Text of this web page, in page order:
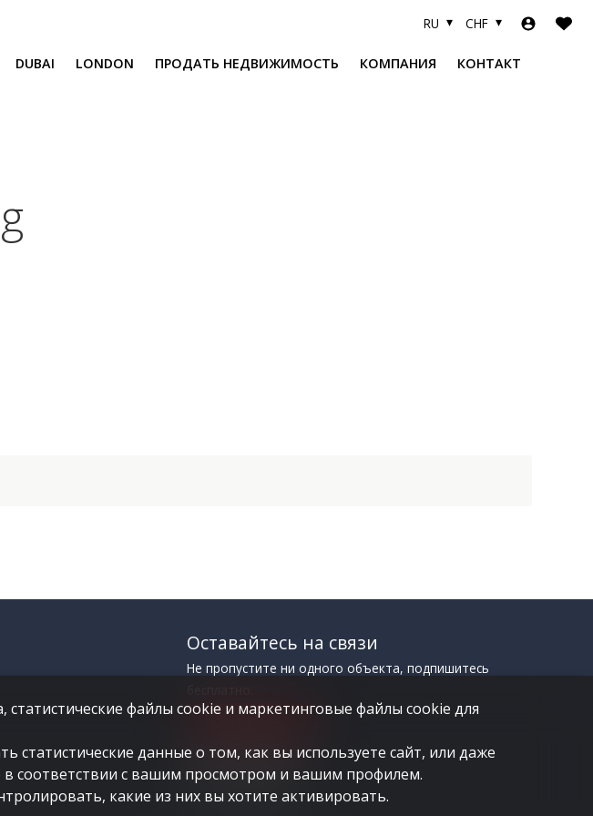
CHF
RU
DUBAI
И МАЛЬТА
TOWER
LONDON ПРОДАТЬ НЕДВИЖИМОСТЬ КОМПАНИЯ КОНТАКТ
Оставайтесь на связи
Не пропустите ни одного объекта, подпишитесь
ПОДПИСАТЬСЯ
файлы cookie и маркетинговые файлы cookie для
статистические данные о том, как вы используете сайт, или даже
соответствии с вашим просмотром и вашим профилем.
какие из них вы хотите активировать.